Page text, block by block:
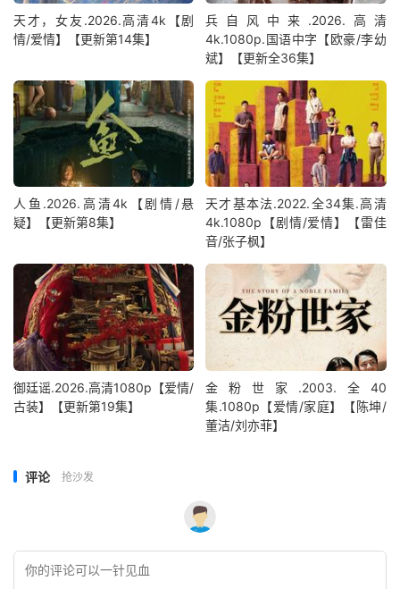
天才，女友.2026.高清4k【剧
情/爱情】【更新第14集】
兵自风中来‎.2026.高清
4k.1080p.国语中字【欧豪/李幼
斌】【更新全36集】
人鱼.2026.高清4k【剧情/悬
疑】【更新第8集】
天才基本法.2022.全34集.高清
4k.1080p【剧情/爱情】【雷佳
音/张子枫】
御廷谣.2026.高清1080p【爱情/
古装】【更新第19集】
金粉世家.2003.全40
集.1080p【爱情/家庭】【陈坤/
董洁/刘亦菲】
评论 抢沙发